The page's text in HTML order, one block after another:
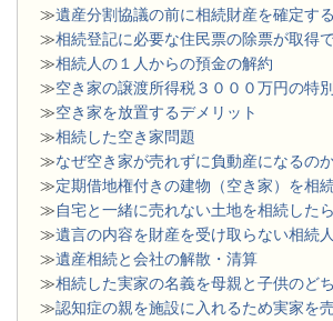
≫遺産分割協議の前に相続財産を確定す
≫相続登記に必要な住民票の除票が取得
≫相続人の１人からの預金の解約
≫空き家の譲渡所得税３０００万円の特
≫空き家を放置するデメリット
≫相続した空き家問題
​≫なぜ空き家が売れずに負動産になるの
≫定期借地権付きの建物（空き家）を相
≫自宅と一緒に売れない土地を相続したら
≫遺言の内容を財産を受け取らない相続
≫遺産相続と会社の解散・清算
≫相続した実家の名義を母親と子供のど
≫認知症の親を施設に入れるため実家を